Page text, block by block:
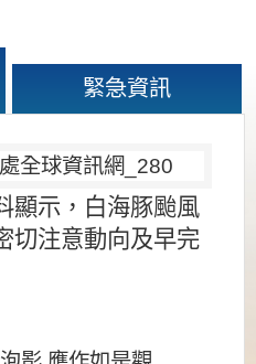
緊急資訊
顯示，白海豚颱風
切注意動向及早完